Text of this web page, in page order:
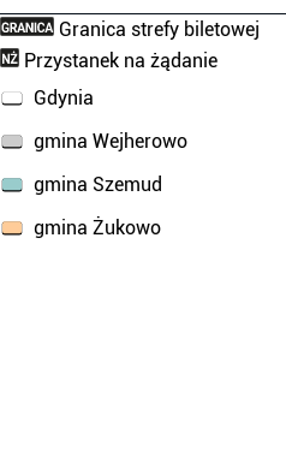
Granica strefy biletowej
Przystanek na żądanie
Gdynia
gmina Wejherowo
gmina Szemud
gmina Żukowo